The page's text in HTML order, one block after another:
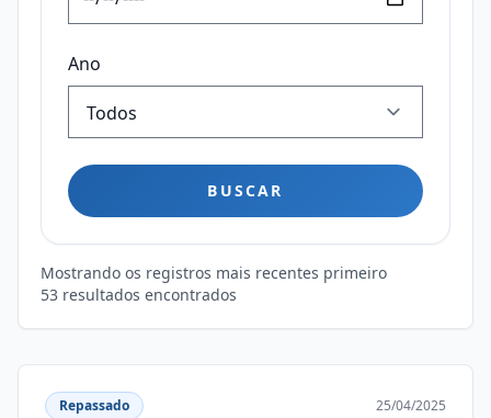
Ano
BUSCAR
Mostrando os registros mais recentes primeiro
53 resultados encontrados
Repassado 25/04/2025